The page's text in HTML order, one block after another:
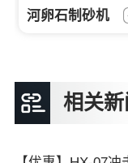
河卵石制砂机
相关新